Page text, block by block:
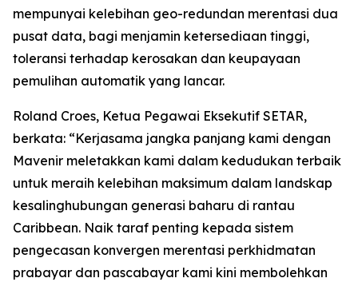
mempunyai kelebihan geo-redundan merentasi dua
pusat data, bagi menjamin ketersediaan tinggi,
toleransi terhadap kerosakan dan keupayaan
pemulihan automatik yang lancar.
Roland Croes, Ketua Pegawai Eksekutif SETAR,
berkata: “Kerjasama jangka panjang kami dengan
Mavenir meletakkan kami dalam kedudukan terbaik
untuk meraih kelebihan maksimum dalam landskap
kesalinghubungan generasi baharu di rantau
Caribbean. Naik taraf penting kepada sistem
pengecasan konvergen merentasi perkhidmatan
prabayar dan pascabayar kami kini membolehkan